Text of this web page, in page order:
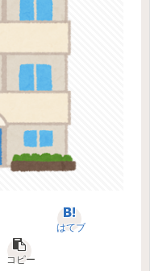
はてブ
コピー